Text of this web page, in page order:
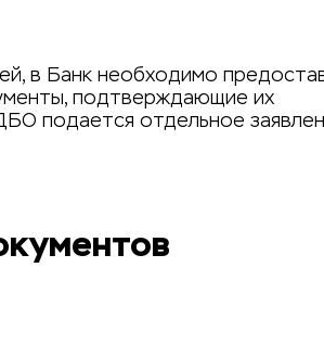
в Банк необходимо
подтверждающие их
подается отдельное